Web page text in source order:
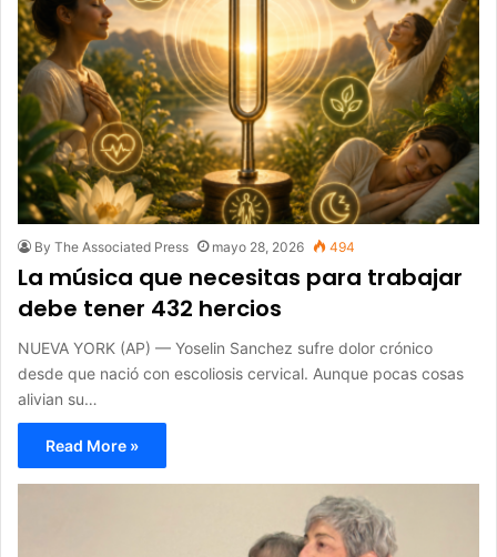
By The Associated Press mayo 28, 2026 494
La música que necesitas para trabajar
debe tener 432 hercios
NUEVA YORK (AP) — Yoselin Sanchez sufre dolor crónico
desde que nació con escoliosis cervical. Aunque pocas cosas
alivian su…
Read More »